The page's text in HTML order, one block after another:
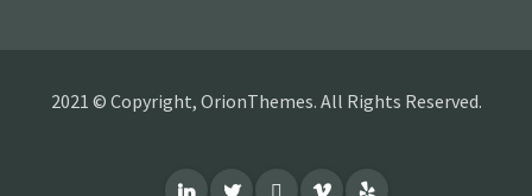
2021 © Copyright, OrionThemes. All Rights Reserved.